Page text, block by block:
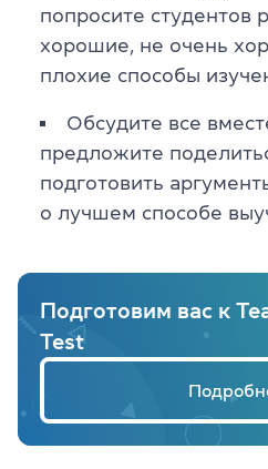
попросите студентов
хорошие, не очень
плохие способы
Обсудите все
предложите
подготовить
о лучшем способе
Подготовим вас к
Test